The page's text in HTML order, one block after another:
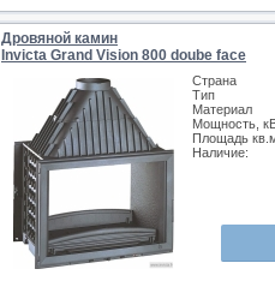
Дровяной камин
Invicta Grand Vision 800 doube face
Страна
Тип
Материал
Мощность,
Площадь
Наличие: